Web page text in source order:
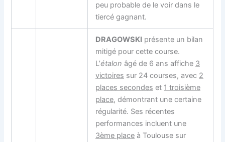
peu probable de le voir dans le
tiercé gagnant.
DRAGOWSKI présente un bilan
mitigé pour cette course.
L’étalon âgé de 6 ans affiche 3
victoires sur 24 courses, avec 2
places secondes et 1 troisième
place, démontrant une certaine
régularité. Ses récentes
performances incluent une
3ème place à Toulouse sur